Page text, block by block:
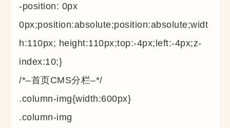
-position: 0px
0px;position:absolute;position:absolute;widt
h:110px; height:110px;top:-4px;left:-4px;z-
index:10;}
/*–首页CMS分栏–*/
.column-img{width:600px}
.column-img